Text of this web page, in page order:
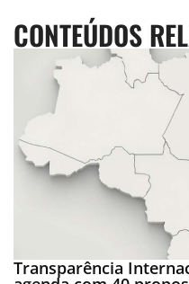
CONTEÚDOS
Transparência